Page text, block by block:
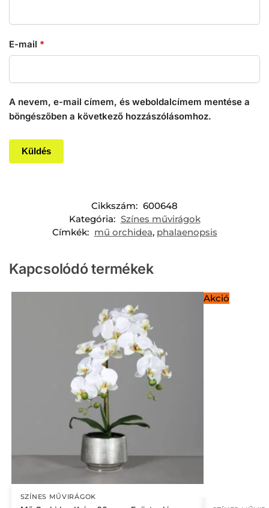
E-mail *
A nevem, e-mail címem, és weboldalcímem mentése a
böngészőben a következő hozzászólásomhoz.
Cikkszám: 600648
Kategória: Színes művirágok
Címkék: mű orchidea, phalaenopsis
Kapcsolódó termékek
SZÍNES MŰVIRÁGOK
Akció